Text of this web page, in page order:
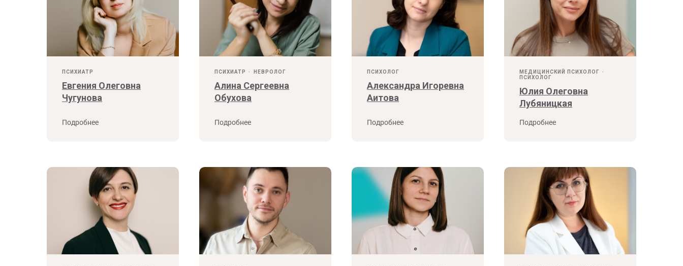
ПСИХИАТР
Евгения Олеговна
Чугунова
Подробнее
ПСИХИАТР НЕВРОЛОГ
Алина Сергеевна
Обухова
Подробнее
ПСИХОЛОГ
Александра Игоревна
Аитова
Подробнее
МЕДИЦИНСКИЙ ПСИХОЛОГ
ПСИХОЛОГ
Юлия Олеговна
Лубяницкая
Подробнее